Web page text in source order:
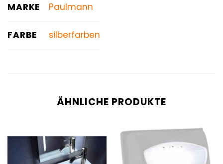
MARKE Paulmann
FARBE silberfarben
ÄHNLICHE PRODUKTE